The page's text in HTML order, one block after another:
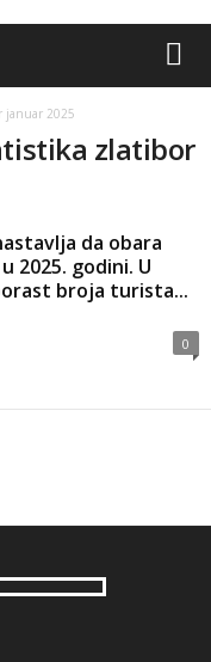
januar 2025
zlatibor
da obara
2025. godini. U
broja turista...
0